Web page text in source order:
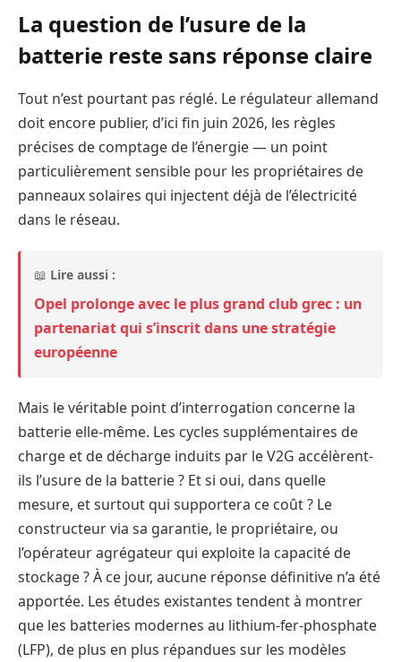
La question de l’usure de la
batterie reste sans réponse claire
Tout n’est pourtant pas réglé. Le régulateur allemand
doit encore publier, d’ici fin juin 2026, les règles
précises de comptage de l’énergie — un point
particulièrement sensible pour les propriétaires de
panneaux solaires qui injectent déjà de l’électricité
dans le réseau.
📖 Lire aussi :
Opel prolonge avec le plus grand club grec : un
partenariat qui s’inscrit dans une stratégie
européenne
Mais le véritable point d’interrogation concerne la
batterie elle-même. Les cycles supplémentaires de
charge et de décharge induits par le V2G accélèrent-
ils l’usure de la batterie ? Et si oui, dans quelle
mesure, et surtout qui supportera ce coût ? Le
constructeur via sa garantie, le propriétaire, ou
l’opérateur agrégateur qui exploite la capacité de
stockage ? À ce jour, aucune réponse définitive n’a été
apportée. Les études existantes tendent à montrer
que les batteries modernes au lithium-fer-phosphate
(LFP), de plus en plus répandues sur les modèles